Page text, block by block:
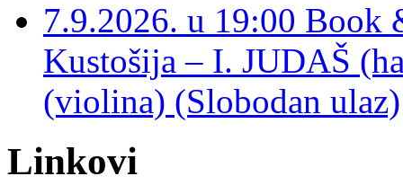
7.9.2026. u 19:00 Book
Kustošija – I. JUDAŠ
(violina) (Slobodan ulaz)
Linkovi